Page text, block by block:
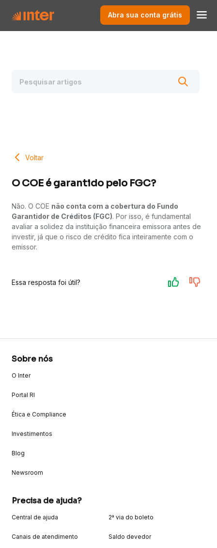
Abra sua conta grátis
Voltar
O COE é garantido pelo FGC?
Não. O COE não conta com a cobertura do Fundo
Garantidor de Créditos (FGC). Por isso, é fundamental
avaliar a solidez da instituição financeira emissora antes de
investir, já que o risco de crédito fica inteiramente com o
emissor.
Essa resposta foi útil?
Sobre nós
O Inter
Portal RI
Ética e Compliance
Investimentos
Blog
Newsroom
Precisa de ajuda?
Central de ajuda
Canais de atendimento
2ª via do boleto
Saldo devedor